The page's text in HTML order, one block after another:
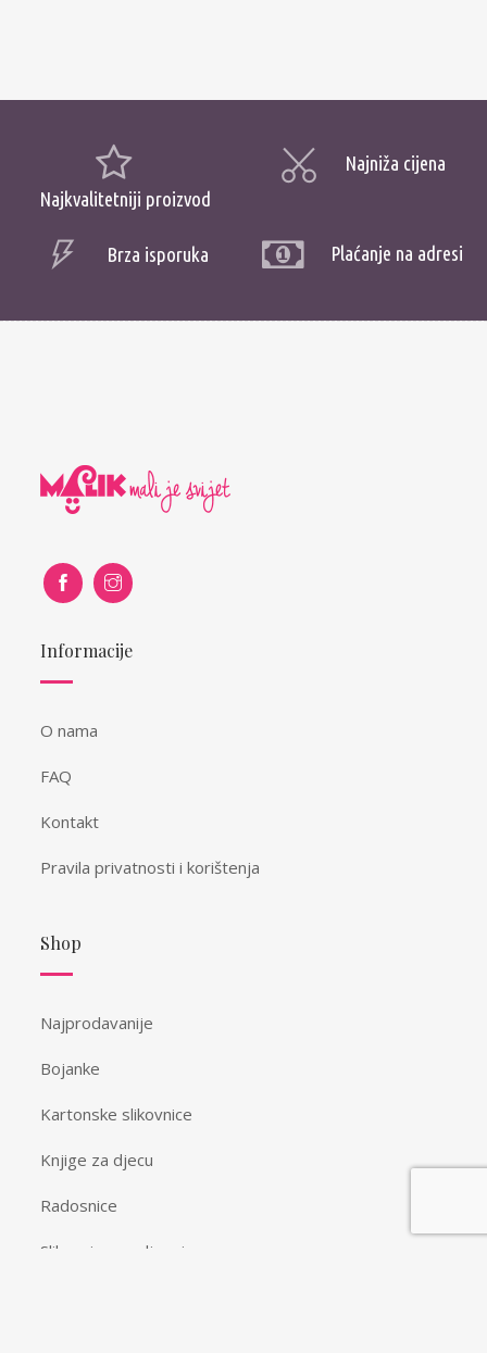
Najkvalitetniji proizvod
Najniža cijena
Brza isporuka Plaćanje na adresi
Informacije
O nama
FAQ
Kontakt
Pravila privatnosti i korištenja
Shop
Najprodavanije
Bojanke
Kartonske slikovnice
Knjige za djecu
Radosnice
Slikovnice s naljepnicama